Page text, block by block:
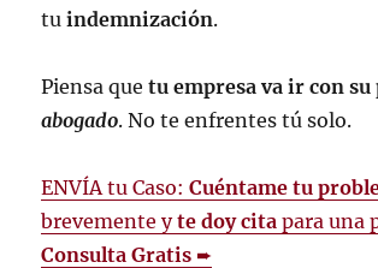
tuindemnización.
Piensa quetu empresa va ir con
abogado. No te enfrentes tú solo.
ENVÍA tu Caso:Cuéntame tu
brevemente yte doy cita para una
Consulta Gratis ➨